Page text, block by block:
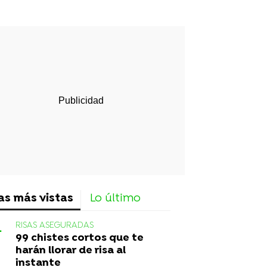
más vistas Lo último
RISAS ASEGURADAS
99 chistes cortos que te
harán llorar de risa al
instante